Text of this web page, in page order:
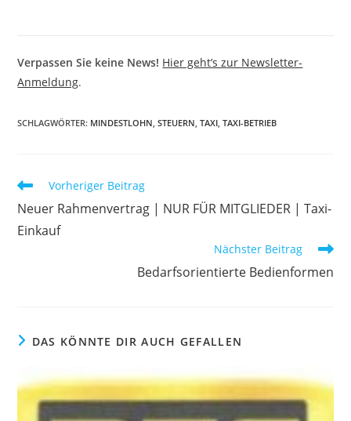
Verpassen Sie keine News! Hier geht’s zur Newsletter-
Anmeldung.
SCHLAGWÖRTER: MINDESTLOHN, STEUERN, TAXI, TAXI-BETRIEB
Weitere
ansehen
Vorheriger Beitrag
Neuer Rahmenvertrag | NUR FÜR MITGLIEDER | Taxi-
Einkauf
Nächster Beitrag
Bedarfsorientierte Bedienformen
DAS KÖNNTE DIR AUCH GEFALLEN